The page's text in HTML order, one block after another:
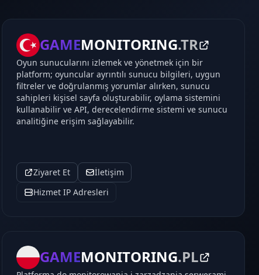
GAMEMONITORING.TR
Oyun sunucularını izlemek ve yönetmek için bir
platform; oyuncular ayrıntılı sunucu bilgileri, uygun
filtreler ve doğrulanmış yorumlar alırken, sunucu
sahipleri kişisel sayfa oluşturabilir, oylama sistemini
kullanabilir ve API, derecelendirme sistemi ve sunucu
analitiğine erişim sağlayabilir.
Ziyaret Et
İletişim
Hizmet IP Adresleri
GAMEMONITORING.PL